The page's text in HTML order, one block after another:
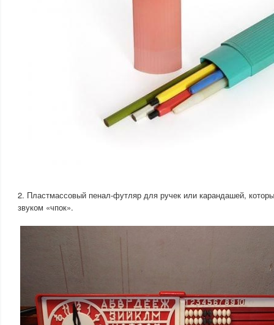
2. Пластмассовый пенал-футляр для ручек или карандашей,
звуком «чпок».